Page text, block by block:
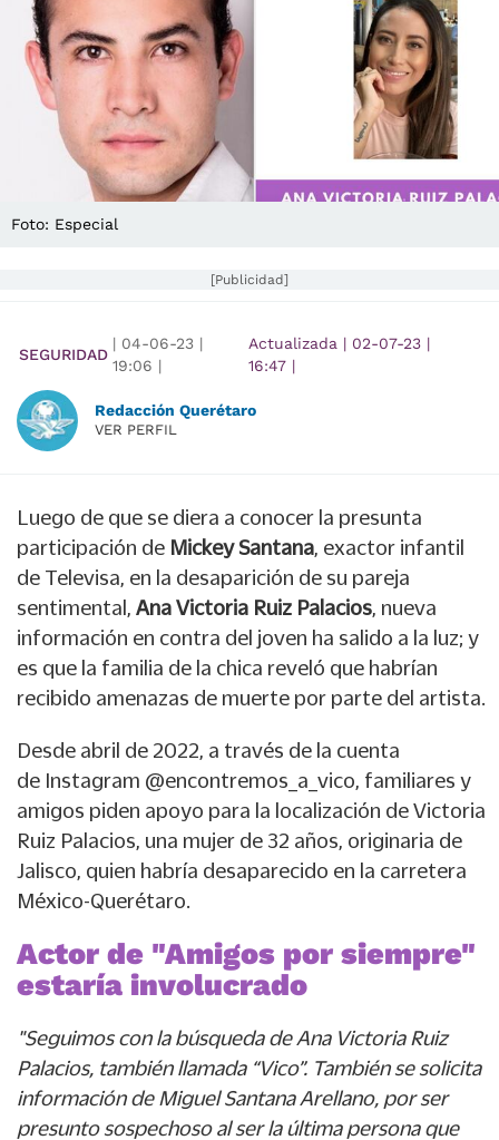
Foto: Especial
[Publicidad]
SEGURIDAD
| 04-06-23 |
19:06 |
Actualizada | 02-07-23 |
16:47|
Redacción Querétaro
VER PERFIL
Luego de que se diera a conocer la presunta
participación de Mickey Santana , exactor infantil
de Televisa, en la desaparición de su pareja
sentimental, Ana Victoria Ruiz Palacios , nueva
información en contra del joven ha salido a la luz; y
es que la familia de la chica reveló que habrían
recibido amenazas de muerte por parte del artista.
Desde abril de 2022, a través de la cuenta
de Instagram @encontremos_a_vico, familiares y
amigos piden apoyo para la localización de Victoria
Ruiz Palacios, una mujer de 32 años, originaria de
Jalisco, quien habría desaparecido en la carretera
México-Querétaro.
Actor de "Amigos por siempre"
estaría involucrado
"Seguimos con la búsqueda de Ana Victoria Ruiz
Palacios, también llamada “Vico”. También se solicita
información de Miguel Santana Arellano, por ser
presunto sospechoso al ser la última persona que